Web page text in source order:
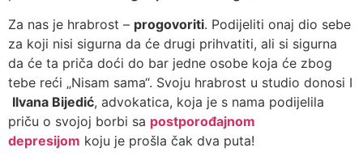
Za nas je hrabrost – progovoriti. Podijeliti onaj dio sebe
za koji nisi sigurna da će drugi prihvatiti, ali si sigurna
da će ta priča doći do bar jedne osobe koja će zbog
tebe reći „Nisam sama“. Svoju hrabrost u studio donosi I
Ilvana Bijedić, advokatica, koja je s nama podijelila
priču o svojoj borbi sa postporođajnom
depresijom koju je prošla čak dva puta!